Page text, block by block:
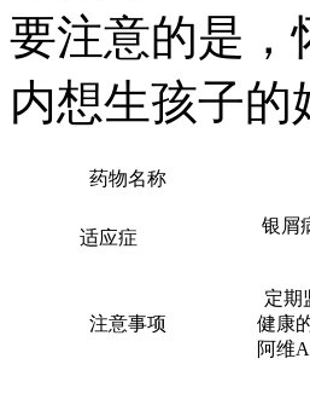
要注意的是，
内想生孩子
药物名称
适应症
银屑
注意事项
定期
健康
阿维